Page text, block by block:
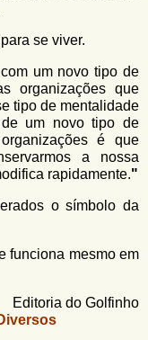
se viver.
um novo tipo de
organizações que
tipo de mentalidade
de um novo tipo de
é que
a nossa
rapidamente."
o símbolo da
funciona mesmo em
Editoria do Golfinho